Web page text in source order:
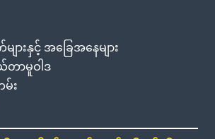
းနှင့် အခြေအနေများ
ာမူဝါဒ
း